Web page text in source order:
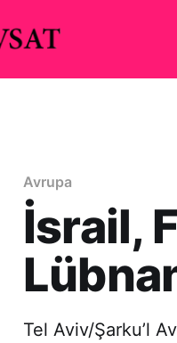
Avrupa
İsrail,
Tel Aviv/Şarku’l